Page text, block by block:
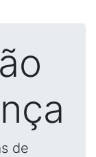
de